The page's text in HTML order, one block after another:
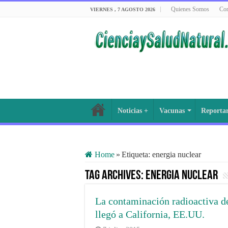
VIERNES , 7 AGOSTO 2026 Quienes Somos
Noticias + Vacunas
Home » Etiqueta: energia nuclear
Tag Archives: energia nuclear
La contaminación radioactiva
llegó a California, EE.UU.